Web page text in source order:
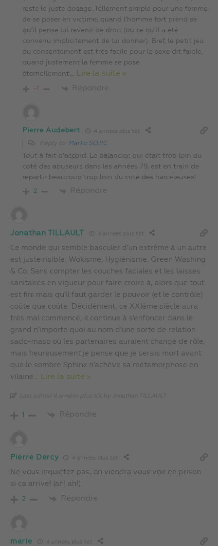
reste le juste dosage. Tellement simple pour une femme
de se poser en victime, quand l’homme fort prend se
qu’il pense lui revenir de droit (ou ce qu’il a été
convenu implicitement de lui donner). Bref, le petit jeu
du consentement est très facile pour le sexe dit faible,
quand justement la femme se pose
éternellement… Lire la suite »
-1 Répondre
Pierre Audebert 4 années plus tôt
Reply to Marko SOJIC
Tout à fait d’accord. Le balancier, qui était trop loin du
coté des abuseurs dans les années 79, est en train de
repartir beaucoup trop loin du coté des harceleuses!
2 Répondre
Jonathan TILLAULT 4 années plus tôt
Ce monde qui semble basculer d’un extrême à un autre
est juste risible. Wokisme, Hygiénisme, Green Washing
& Co. Sans compter les couches faciales et les laisses
sanitaires en vigueur pour faire croire à, alors que tout
est fini mais qu’il faut garder le pouvoir (et le contrôle)
coûte que coûte. Décidément, ce XXIème siècle aura
très mal commencé, il continue à s’enfoncer dans le
grand n’importe quoi au nom d’une sorte de relation
sado-maso où les partenaires auraient changé de rôle,
mais heureusement je pense que je serais mort avant
que le sombre Sphinx n’achève sa métamorphose en
vilaine… Lire la suite »
Last edited 4 années plus tôt by Jonathan TILLAULT
1 Répondre
Pierre Dercy 4 années plus tôt
Ne vous inquiétez pas, on viendra vous voir en prison
si ça arrive! (ah! ah!)
2 Répondre
marie 4 années plus tôt